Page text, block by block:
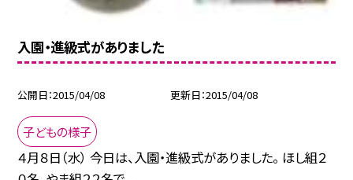
入園・進級式がありました
公開日 2015/04/08 更新日 2015/04/08
子どもの様子
４月８日（水） 今日は、入園・進級式がありました。 ほし組２